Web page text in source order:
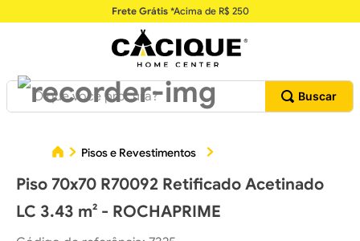
Frete Grátis*Acima de R$ 250
O que você procura?
Pisos e Revestimentos
Piso 70x70 R70092 Retificado Acetinado
LC 3.43 m² - ROCHAPRIME